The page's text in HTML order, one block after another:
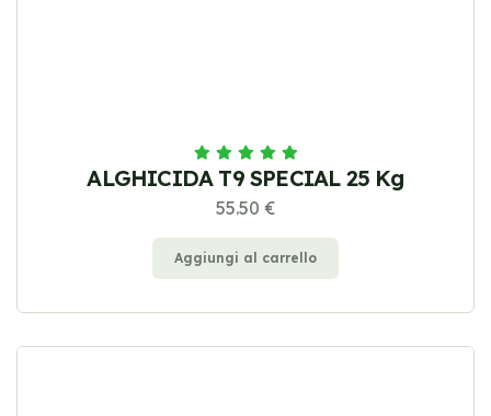
ALGHICIDA T9 SPECIAL 25 Kg
55.50 €
Aggiungi al carrello